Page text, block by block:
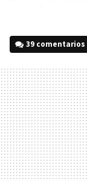
39 comentarios